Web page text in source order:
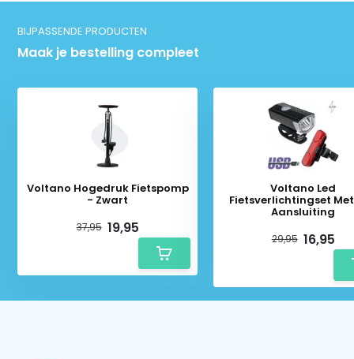
BIJPASSENDE PRODUCTEN
Maak je bestelling compleet
Voltano Hogedruk Fietspomp
- Zwart
37,95 19,95
Voltano Led
Fietsverlichtingset Met
Aansluiting
29,95 16,95